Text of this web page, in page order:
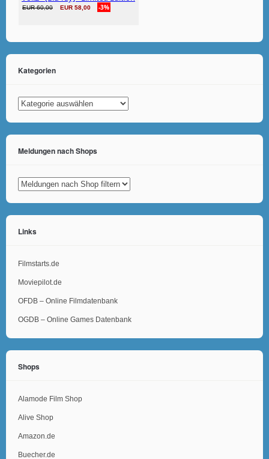
Kategorien
Kategorien
Meldungen nach Shops
Links
Filmstarts.de
Moviepilot.de
OFDB – Online Filmdatenbank
OGDB – Online Games Datenbank
Shops
Alamode Film Shop
Alive Shop
Amazon.de
Buecher.de